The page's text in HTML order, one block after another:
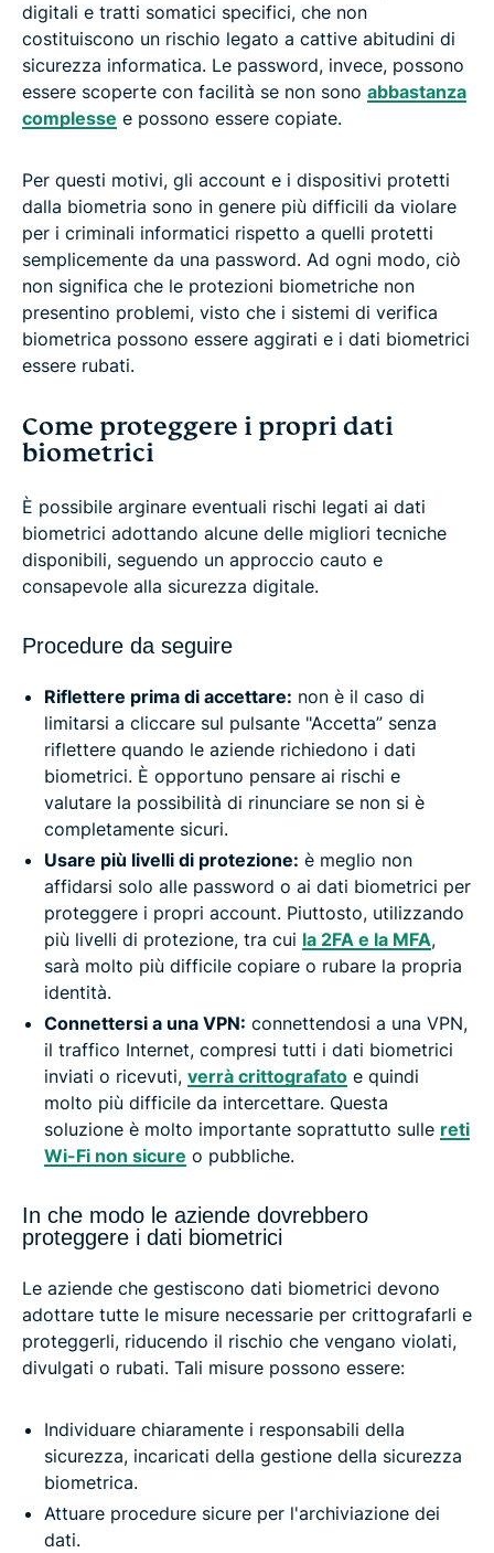
digitali e tratti somatici specifici, che non
costituiscono un rischio legato a cattive abitudini di
sicurezza informatica. Le password, invece, possono
essere scoperte con facilità se non sono abbastanza
complesse e possono essere copiate.
Per questi motivi, gli account e i dispositivi protetti
dalla biometria sono in genere più difficili da violare
per i criminali informatici rispetto a quelli protetti
semplicemente da una password. Ad ogni modo, ciò
non significa che le protezioni biometriche non
presentino problemi, visto che i sistemi di verifica
biometrica possono essere aggirati e i dati biometrici
essere rubati.
Come proteggere i propri dati
biometrici
È possibile arginare eventuali rischi legati ai dati
biometrici adottando alcune delle migliori tecniche
disponibili, seguendo un approccio cauto e
consapevole alla sicurezza digitale.
Procedure da seguire
Riflettere prima di accettare: non è il caso di
limitarsi a cliccare sul pulsante "Accetta” senza
riflettere quando le aziende richiedono i dati
biometrici. È opportuno pensare ai rischi e
valutare la possibilità di rinunciare se non si è
completamente sicuri.
Usare più livelli di protezione: è meglio non
affidarsi solo alle password o ai dati biometrici per
proteggere i propri account. Piuttosto, utilizzando
più livelli di protezione, tra cui la 2FA e la MFA,
sarà molto più difficile copiare o rubare la propria
identità.
Connettersi a una VPN: connettendosi a una VPN,
il traffico Internet, compresi tutti i dati biometrici
inviati o ricevuti, verrà crittografato e quindi
molto più difficile da intercettare. Questa
soluzione è molto importante soprattutto sulle reti
Wi-Fi non sicure o pubbliche.
In che modo le aziende dovrebbero
proteggere i dati biometrici
Le aziende che gestiscono dati biometrici devono
adottare tutte le misure necessarie per crittografarli e
proteggerli, riducendo il rischio che vengano violati,
divulgati o rubati. Tali misure possono essere:
Individuare chiaramente i responsabili della
sicurezza, incaricati della gestione della sicurezza
biometrica.
Attuare procedure sicure per l'archiviazione dei
dati.